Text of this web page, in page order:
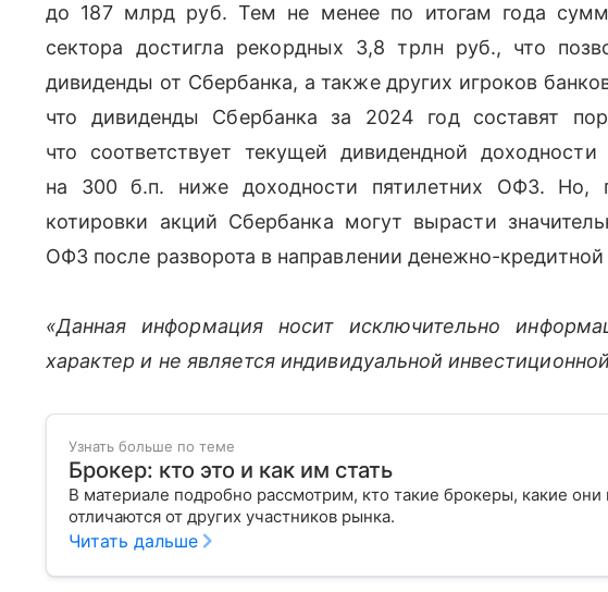
до 187 млрд руб. Тем не менее по итогам года
сектора достигла рекордных 3,8 трлн руб., что
дивиденды от Сбербанка, а также других игроков
что дивиденды Сбербанка за 2024 год составят
что соответствует текущей дивидендной
на 300 б.п. ниже доходности пятилетних ОФЗ. Но,
котировки акций Сбербанка могут вырасти
ОФЗ после разворота в направлении денежно-
«Данная информация носит исключительно
характер и не является индивидуальной
Узнать больше по теме
Брокер: кто это и как им стать
В материале подробно рассмотрим, кто такие брокеры, какие
отличаются от других участников рынка.
Читать дальше